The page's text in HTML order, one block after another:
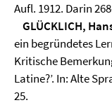
Aufl. 1912. Darin
GLÜCKLICH,
ein begründetes
Kritische
Latine?’. In: Alte
25.